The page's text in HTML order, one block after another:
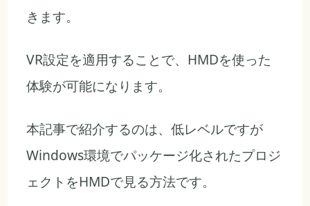
きます。
VR設定を適用することで、HMDを使った
体験が可能になります。
本記事で紹介するのは、低レベルですが
Windows環境でパッケージ化されたプロジ
ェクトをHMDで見る方法です。